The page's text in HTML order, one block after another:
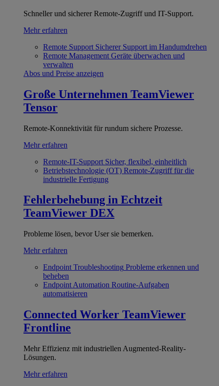
Schneller und sicherer Remote-Zugriff und IT-Support.
Mehr erfahren
Remote Support Sicherer Support im Handumdrehen
Remote Management Geräte überwachen und
verwalten
Abos und Preise anzeigen
Große Unternehmen TeamViewer
Tensor
Remote-Konnektivität für rundum sichere Prozesse.
Mehr erfahren
Remote-IT-Support Sicher, flexibel, einheitlich
Betriebstechnologie (OT) Remote-Zugriff für die
industrielle Fertigung
Fehlerbehebung in Echtzeit
TeamViewer DEX
Probleme lösen, bevor User sie bemerken.
Mehr erfahren
Endpoint Troubleshooting Probleme erkennen und
beheben
Endpoint Automation Routine-Aufgaben
automatisieren
Connected Worker TeamViewer
Frontline
Mehr Effizienz mit industriellen Augmented-Reality-
Lösungen.
Mehr erfahren